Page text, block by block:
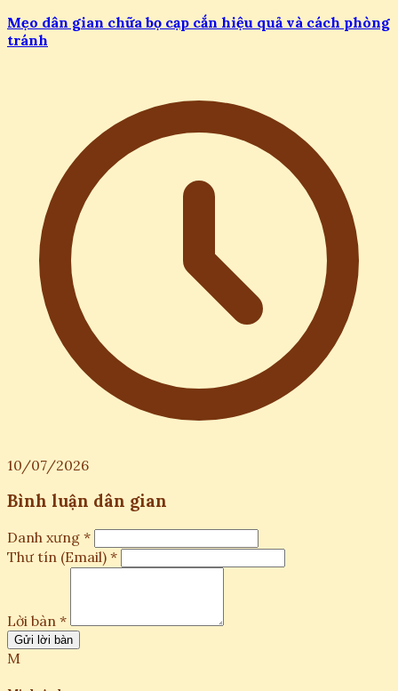
Mẹo dân gian chữa bọ cạp cắn hiệu quả và cách phòng
tránh
10/07/2026
Bình luận dân gian
Danh xưng *
Thư tín (Email) *
Lời bàn *
Gửi lời bàn
M